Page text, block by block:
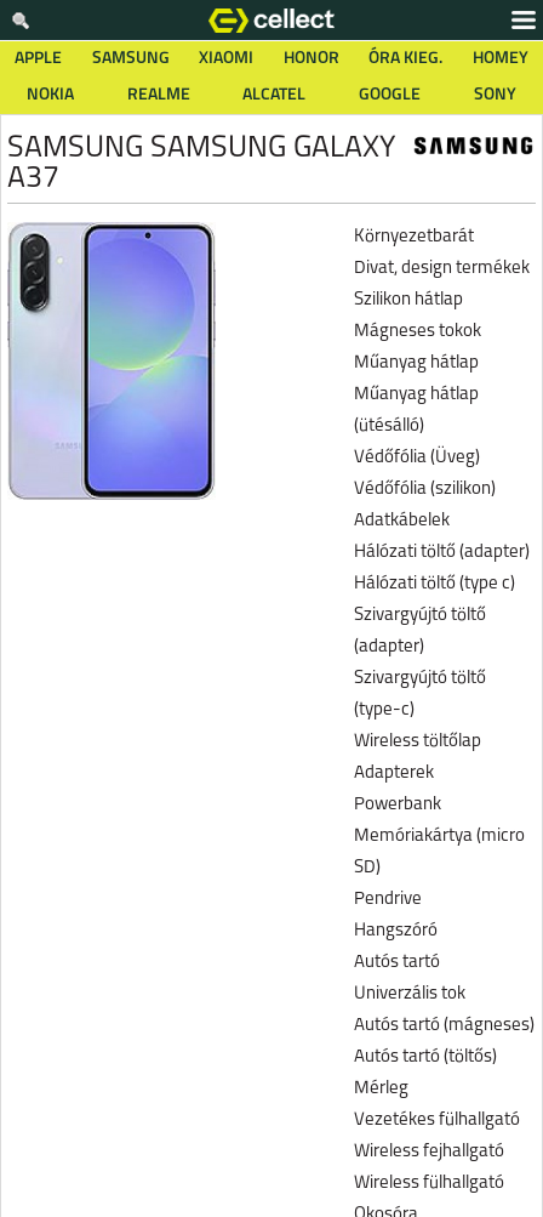
APPLE SAMSUNG XIAOMI HONOR ÓRA KIEG.
HOMEY
NOKIA
REALME ALCATEL GOOGLE SONY
SAMSUNG SAMSUNG GALAXY
A37
Környezetbarát
Divat, design termékek
Szilikon hátlap
Mágneses tokok
Műanyag hátlap
Műanyag hátlap
(ütésálló)
Védőfólia (Üveg)
Védőfólia (szilikon)
Adatkábelek
Hálózati töltő (adapter)
Hálózati töltő (type c)
Szivargyújtó töltő
(adapter)
Szivargyújtó töltő
(type-c)
Wireless töltőlap
Adapterek
Powerbank
Memóriakártya (micro
SD)
Pendrive
Hangszóró
Autós tartó
Univerzális tok
Autós tartó (mágneses)
Autós tartó (töltős)
Mérleg
Vezetékes fülhallgató
Wireless fejhallgató
Wireless fülhallgató